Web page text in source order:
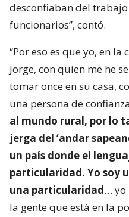
desconfiaban del
funcionarios”, contó.
“Por eso es que yo, en
Jorge, con quien me he
tomar once en su casa,
una persona de
al mundo rural, por lo
jerga del ‘andar
un país donde el
particularidad. Yo soy
una particularidad… yo
la gente que está en la